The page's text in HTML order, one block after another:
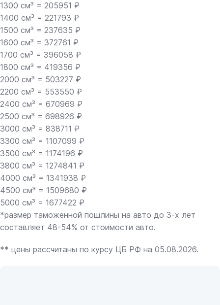
1300 см³ = 205951 ₽
1400 см³ = 221793 ₽
1500 см³ = 237635 ₽
1600 см³ = 372761 ₽
1700 см³ = 396058 ₽
1800 см³ = 419356 ₽
2000 см³ = 503227 ₽
2200 см³ = 553550 ₽
2400 см³ = 670969 ₽
2500 см³ = 698926 ₽
3000 см³ = 838711 ₽
3300 см³ = 1107099 ₽
3500 см³ = 1174196 ₽
3800 см³ = 1274841 ₽
4000 см³ = 1341938 ₽
4500 см³ = 1509680 ₽
5000 см³ = 1677422 ₽
*размер таможенной пошлины на авто до 3-х лет
составляет 48-54% от стоимости авто.
** цены рассчитаны по курсу ЦБ РФ на 05.08.2026.